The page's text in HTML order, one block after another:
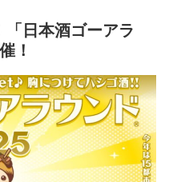
「日本酒ゴーアラ
！